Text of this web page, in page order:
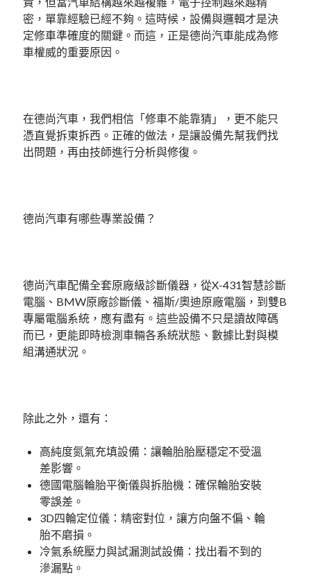
密，單靠經驗已經不夠。這時候，設備與邏輯才是決
定修車準確度的關鍵。而這，正是德尚汽車能成為修
車權威的重要原因。
在德尚汽車，我們相信「修車不能靠猜」，更不能只
憑直覺拆東拆西。正確的做法，是讓設備先幫我們找
出問題，再由技師進行分析與修復。
德尚汽車有哪些專業設備？
德尚汽車配備全套原廠級診斷儀器，從X-431智慧診斷
電腦、BMW原廠診斷儀、福斯/奧迪原廠電腦，到雙B
專屬電腦系統，應有盡有。這些設備不只是讀故障碼
而已，更能即時檢測車輛各系統狀態、數據比對與模
組溝通狀況。
除此之外，還有：
高純度氮氣充填設備：讓輪胎胎壓穩定不受溫
差影響。
德國電腦輪胎平衡儀與拆胎機：確保輪胎安裝
零誤差。
3D四輪定位儀：精密對位，讓方向盤不偏、輪
胎不磨損。
冷氣系統壓力與試漏測試設備：找出看不到的
滲漏點。